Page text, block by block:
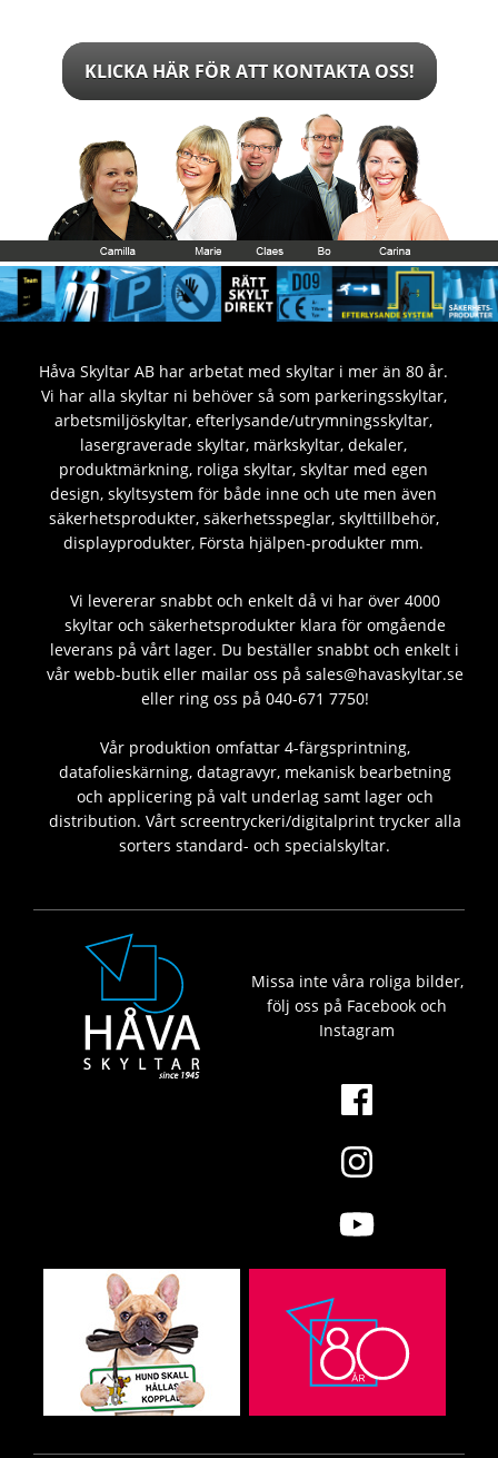
KLICKA HÄR FÖR ATT KONTAKTA OSS!
Håva Skyltar AB har arbetat med skyltar i mer än 80 år.
Vi har alla skyltar ni behöver så som parkeringsskyltar,
arbetsmiljöskyltar, efterlysande/utrymningsskyltar,
lasergraverade skyltar, märkskyltar, dekaler,
produktmärkning, roliga skyltar, skyltar med egen
design, skyltsystem för både inne och ute men även
säkerhetsprodukter, säkerhetsspeglar, skylttillbehör,
displayprodukter, Första hjälpen-produkter mm.
Vi levererar snabbt och enkelt då vi har över 4000
skyltar och säkerhetsprodukter klara för omgående
leverans på vårt lager. Du beställer snabbt och enkelt i
vår webb-butik eller mailar oss på sales@havaskyltar.se
eller ring oss på 040-671 7750!
Vår produktion omfattar 4-färgsprintning,
datafolieskärning, datagravyr, mekanisk bearbetning
och applicering på valt underlag samt lager och
distribution. Vårt screentryckeri/digitalprint trycker alla
sorters standard- och specialskyltar.
Missa inte våra roliga bilder,
följ oss på Facebook och
Instagram